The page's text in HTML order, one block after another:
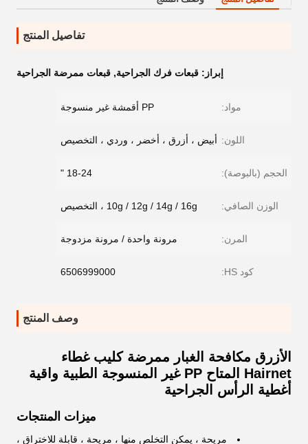
تفاصيل المنتج
إبراز: قبعات فرك الجراحية, قبعات ممرضة الجراحية
مواد: PP أقمشة غير منسوجة
اللون: أبيض ، أزرق ، أخضر ، وردي ، التخصيص
الحجم (بالبوصة): 18-24 "
الوزن الصافي: 10g / 12g / 14g / 16g ، التخصيص
المرن: مرونة واحدة / مرونة مزدوجة
كود HS: 6506999000
وصف المنتج
الأزرق مكافحة الغبار ممرضة كليب غطاء
Hairnet المتاح PP غير المنسوجة الطبية واقية
أغطية الرأس الجراحية
ميزات المنتجات
مريحة ، يمكن التخلص منها ، مريحة ، قابلة للاختراق ،